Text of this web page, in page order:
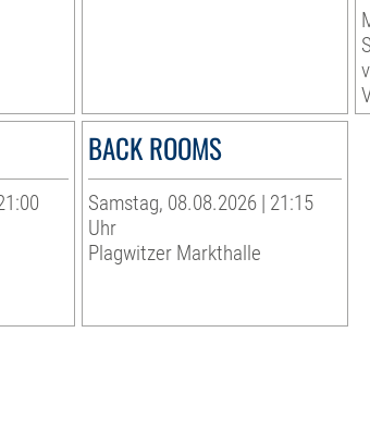
BACK ROOMS
Samstag, 08.08.2026 | 21:15
Uhr
Plagwitzer Markthalle